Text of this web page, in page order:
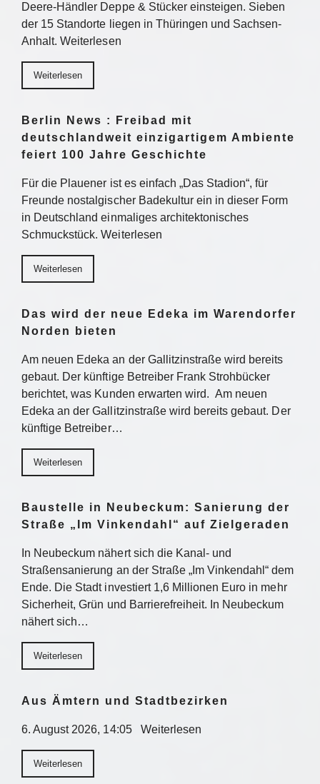
Deere-Händler Deppe & Stücker einsteigen. Sieben
der 15 Standorte liegen in Thüringen und Sachsen-
Anhalt. Weiterlesen
Weiterlesen
Berlin News : Freibad mit
deutschlandweit einzigartigem Ambiente
feiert 100 Jahre Geschichte
Für die Plauener ist es einfach „Das Stadion“, für
Freunde nostalgischer Badekultur ein in dieser Form
in Deutschland einmaliges architektonisches
Schmuckstück. Weiterlesen
Weiterlesen
Das wird der neue Edeka im Warendorfer
Norden bieten
Am neuen Edeka an der Gallitzinstraße wird bereits
gebaut. Der künftige Betreiber Frank Strohbücker
berichtet, was Kunden erwarten wird. Am neuen
Edeka an der Gallitzinstraße wird bereits gebaut. Der
künftige Betreiber…
Weiterlesen
Baustelle in Neubeckum: Sanierung der
Straße „Im Vinkendahl“ auf Zielgeraden
In Neubeckum nähert sich die Kanal- und
Straßensanierung an der Straße „Im Vinkendahl“ dem
Ende. Die Stadt investiert 1,6 Millionen Euro in mehr
Sicherheit, Grün und Barrierefreiheit. In Neubeckum
nähert sich…
Weiterlesen
Aus Ämtern und Stadtbezirken
6. August 2026, 14:05 Weiterlesen
Weiterlesen